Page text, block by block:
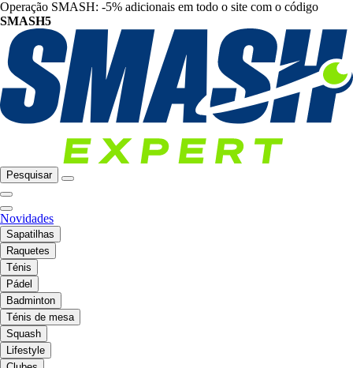
Operação SMASH: -5% adicionais em todo o site com o código
SMASH5
Pesquisar
Novidades
Sapatilhas
Raquetes
Ténis
Pádel
Badminton
Ténis de mesa
Squash
Lifestyle